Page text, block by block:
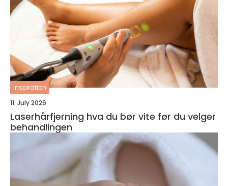
inspiration
11. July 2026
Laserhårfjerning hva du bør vite før du velger
behandlingen